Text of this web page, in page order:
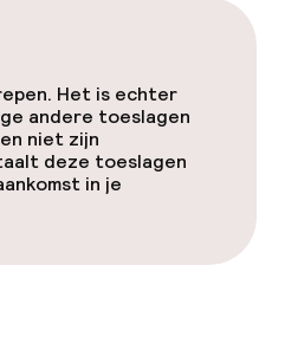
Het is echter
andere toeslagen
niet zijn
deze toeslagen
in je